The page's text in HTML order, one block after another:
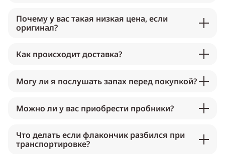
Почему у вас такая низкая цена, если
оригинал?
Как происходит доставка?
Могу ли я послушать запах перед покупкой?
Можно ли у вас приобрести пробники?
Что делать если флакончик разбился при
транспортировке?